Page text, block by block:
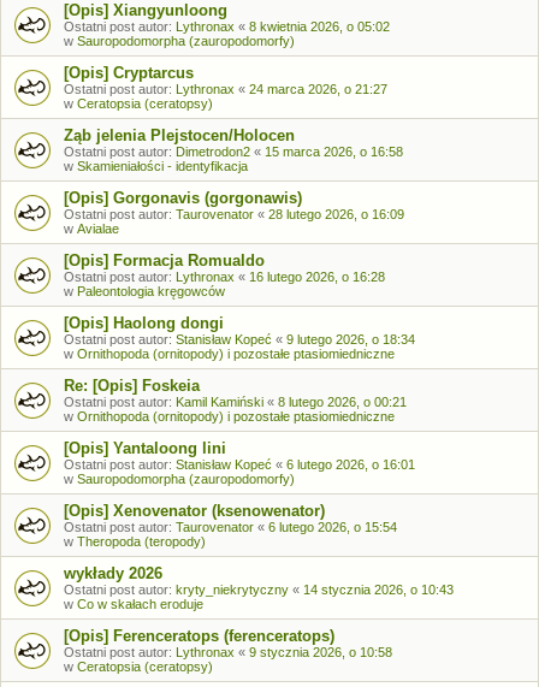
[Opis] Xiangyunloong
Ostatni post autor: Lythronax « 8 kwietnia 2026, o 05:02
w Sauropodomorpha (zauropodomorfy)
[Opis] Cryptarcus
Ostatni post autor: Lythronax « 24 marca 2026, o 21:27
w Ceratopsia (ceratopsy)
Ząb jelenia Plejstocen/Holocen
Ostatni post autor: Dimetrodon2 « 15 marca 2026, o 16:58
w Skamieniałości - identyfikacja
[Opis] Gorgonavis (gorgonawis)
Ostatni post autor: Taurovenator « 28 lutego 2026, o 16:09
w Avialae
[Opis] Formacja Romualdo
Ostatni post autor: Lythronax « 16 lutego 2026, o 16:28
w Paleontologia kręgowców
[Opis] Haolong dongi
Ostatni post autor: Stanisław Kopeć « 9 lutego 2026, o 18:34
w Ornithopoda (ornitopody) i pozostałe ptasiomiedniczne
Re: [Opis] Foskeia
Ostatni post autor: Kamil Kamiński « 8 lutego 2026, o 00:21
w Ornithopoda (ornitopody) i pozostałe ptasiomiedniczne
[Opis] Yantaloong lini
Ostatni post autor: Stanisław Kopeć « 6 lutego 2026, o 16:01
w Sauropodomorpha (zauropodomorfy)
[Opis] Xenovenator (ksenowenator)
Ostatni post autor: Taurovenator « 6 lutego 2026, o 15:54
w Theropoda (teropody)
wykłady 2026
Ostatni post autor: kryty_niekrytyczny « 14 stycznia 2026, o 10:43
w Co w skałach eroduje
[Opis] Ferenceratops (ferenceratops)
Ostatni post autor: Lythronax « 9 stycznia 2026, o 10:58
w Ceratopsia (ceratopsy)